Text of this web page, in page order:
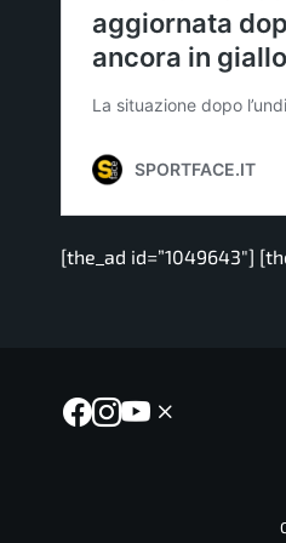
[the_ad id=”1049643″]